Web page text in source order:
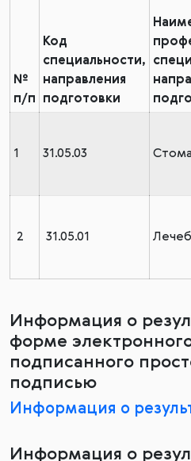
№
п/п
Код
специальности,
направления
подготовки
1 31.05.03
2 31.05.01
Информация о
форме
подписанного
подписью
Информация о
Информация о